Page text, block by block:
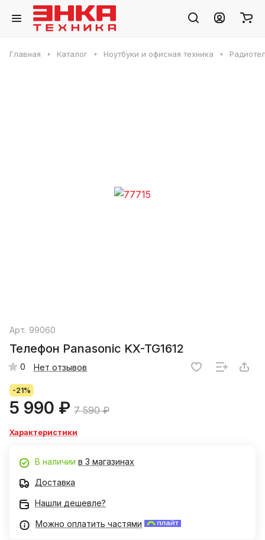
Главная Каталог Ноутбуки и офисная техника
Арт. 99060
Телефон Panasonic KX-TG1612
0 Нет отзывов
-21%
5 990 ₽ 7 590 ₽
Характеристики
В наличии в 3 магазинах
Доставка
Нашли дешевле?
Можно оплатить частями